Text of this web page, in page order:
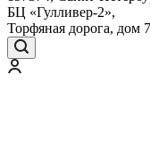
БЦ «Гулливер-2»,
Торфяная дорога,